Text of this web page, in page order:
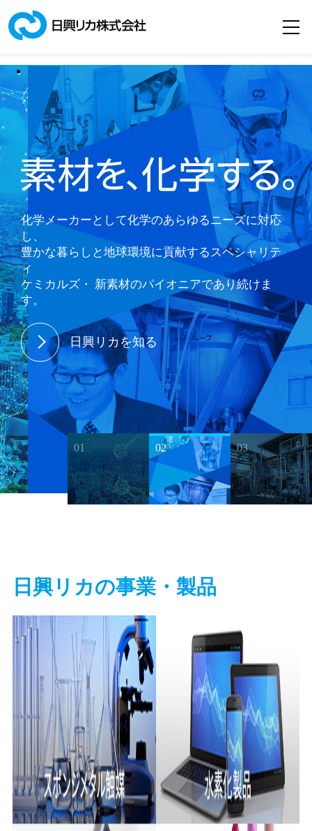
サンホワイト お問い合わせ
事業・製品
日興リカの技術
サステナビリティ
ニュース
企業情報
採用情報
化学メーカーとして化学のあらゆるニーズに対応
し、
豊かな暮らしと地球環境に貢献するスペシャリテ
ィ
ケミカルズ・
新素材のパイオニアであり続けま
す。
日興リカを知る
日興リカの事業・製品